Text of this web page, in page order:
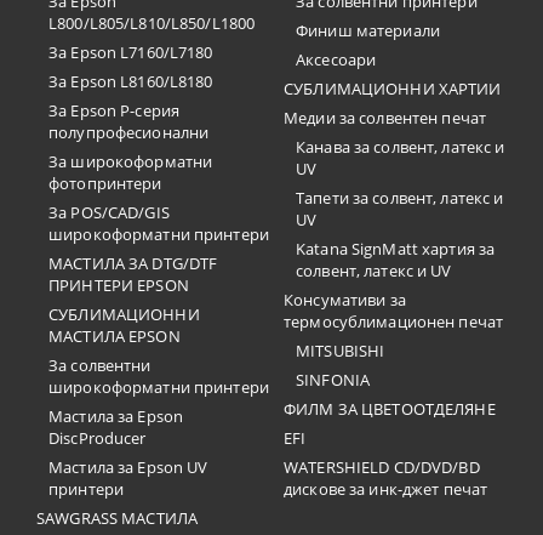
L800/L805/L810/L850/L1800
За Epson L7160/L7180
За Epson L8160/L8180
За Epson P-серия
полупрофесионални
За широкоформатни
фотопринтери
За POS/CAD/GIS
широкоформатни принтери
МАСТИЛА ЗА DTG/DTF
ПРИНТЕРИ EPSON
СУБЛИМАЦИОННИ
МАСТИЛА EPSON
За солвентни
широкоформатни принтери
Мастила за Epson
DiscProducer
Мастила за Epson UV
принтери
SAWGRASS МАСТИЛА
Финиш материали
Аксесоари
СУБЛИМАЦИОННИ ХАРТИИ
Медии за солвентен печат
Канава за солвент, латекс и
UV
Тапети за солвент, латекс и
UV
Katana SignMatt хартия за
солвент, латекс и UV
Консумативи за
термосублимационен печат
MITSUBISHI
SINFONIA
ФИЛМ ЗА ЦВЕТООТДЕЛЯНЕ
EFI
WATERSHIELD CD/DVD/BD
дискове за инк-джет печат